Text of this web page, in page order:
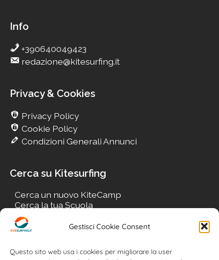
Gestisci Cookie Consent
Questo sito web usa i cookies per migliorare la user
Info
+390640049423
redazione@kitesurfing.it
Privacy & Cookies
Privacy Policy
Cookie Policy
Condizioni Generali Annunci
Cerca su Kitesurfing
Cerca un nuovo KiteCamp
Cerca la tua Scuola
Cerca il tuo KiteSpot
Cerca Accommodation